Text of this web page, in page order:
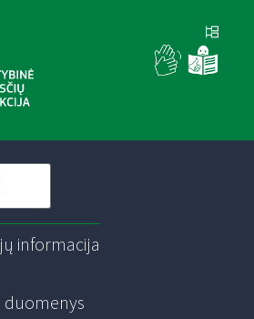
informacija
duomenys